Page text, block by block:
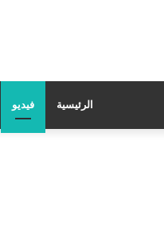
الرئيسية فيديو